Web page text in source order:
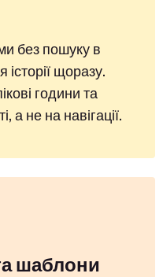
без пошуку в
щоразу.
години та
а не на навігації.
шаблони